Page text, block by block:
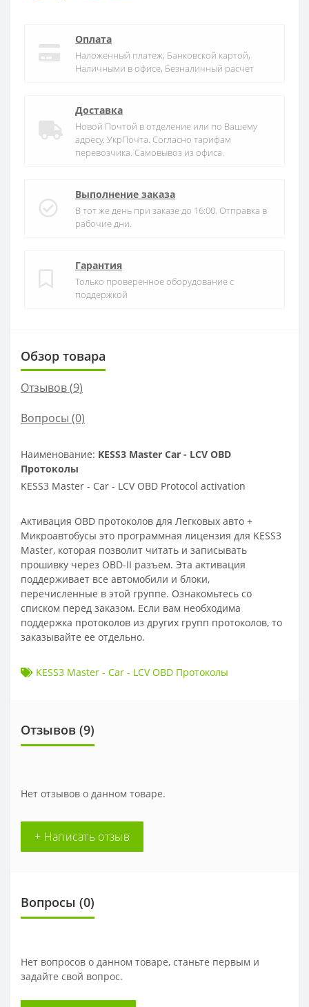
Оплата
Наложенный платеж, Банковской картой,
Наличными в офисе, Безналичный расчет
Доставка
Новой Почтой в отделение или по Вашему
адресу. УкрПочта. Согласно тарифам
перевозчика. Самовывоз из офиса.
Выполнение заказа
В тот же день при заказе до 16:00. Отправка в
рабочие дни.
Гарантия
Только проверенное оборудование с
поддержкой
Обзор товара
Отзывов (9)
Вопросы (0)
Наименование: KESS3 Master Car - LCV OBD
Протоколы
KESS3 Master - Car - LCV OBD Protocol activation
Активация OBD протоколов для Легковых авто +
Микроавтобусы это программная лицензия для KESS3
Master, которая позволит читать и записывать
прошивку через OBD-II разъем. Эта активация
поддерживает все автомобили и блоки,
перечисленные в этой группе. Ознакомьтесь со
списком перед заказом. Если вам необходима
поддержка протоколов из других групп протоколов, то
заказывайте ее отдельно.
KESS3 Master - Car - LCV OBD Протоколы
Отзывов (9)
Нет отзывов о данном товаре.
+ Написать отзыв
Вопросы (0)
Нет вопросов о данном товаре, станьте первым и
задайте свой вопрос.